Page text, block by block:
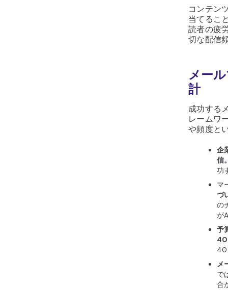
コンテン
当てるこ
読者の疲
切な配信
メー
計
成功する
レームワ
や頻度と
企
信
功
マ
づ
の
が
予
40
40
メ
で
合